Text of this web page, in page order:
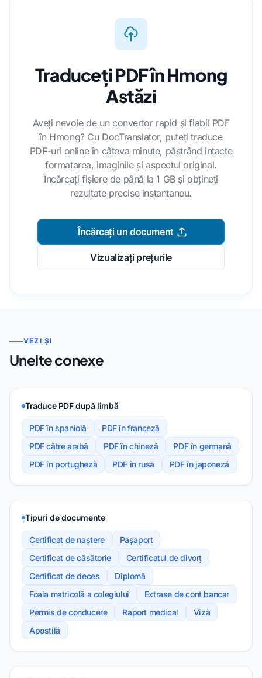
Traduceți PDF în Hmong
Astăzi
Aveți nevoie de un convertor rapid și fiabil PDF
în Hmong? Cu DocTranslator, puteți traduce
PDF-uri online în câteva minute, păstrând intacte
formatarea, imaginile și aspectul original.
Încărcați fișiere de până la 1 GB și obțineți
rezultate precise instantaneu.
Încărcați un document
Vizualizați prețurile
VEZI ȘI
Unelte conexe
Traduce PDF după limbă
PDF în spaniolă
PDF în franceză
PDF către arabă
PDF în chineză
PDF în germană
PDF în portugheză
PDF în rusă PDF în japoneză
Tipuri de documente
Certificat de naștere
Pașaport
Certificat de căsătorie
Certificatul de divorț
Certificat de deces
Diplomă
Foaia matricolă a colegiului
Extrase de cont bancar
Permis de conducere
Raport medical
Viză
Apostilă